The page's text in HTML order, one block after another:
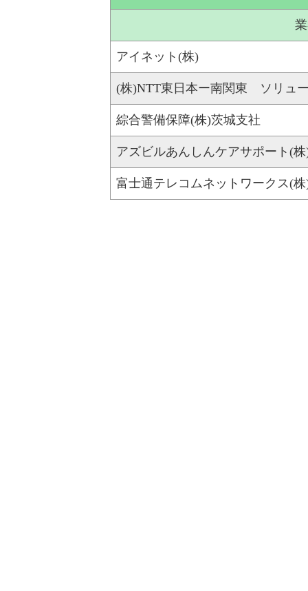
アイネット(株)
(株)NTT東日本ー南関東 ソリュ
綜合警備保障(株)茨城支社
アズビルあんしんケアサポート(
富士通テレコムネットワークス(